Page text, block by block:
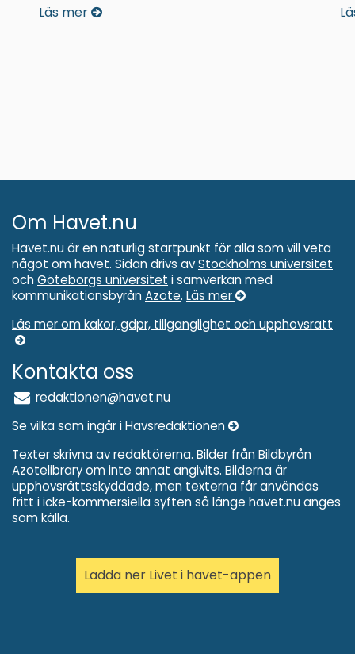
Läs mer
Om Havet.nu
Havet.nu är en naturlig startpunkt för alla som vill veta
något om havet. Sidan drivs avStockholms universitet
och Göteborgs universitet i samverkan med
kommunikationsbyrån Azote. Läs mer
Läs mer om kakor, gdpr, tillganglighet och upphovsratt
Kontakta oss
redaktionen@havet.nu
Se vilka som ingår i Havsredaktionen
Texter skrivna av redaktörerna. Bilder från Bildbyrån
Azotelibrary om inte annat angivits. Bilderna är
upphovsrättsskyddade, men texterna får användas
fritt i icke-kommersiella syften så länge havet.nu anges
som källa.
Ladda ner Livet i havet-appen